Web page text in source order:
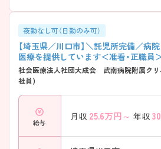
夜勤なし可（日勤のみ可）
【埼玉県／川口市】＼託児所完備／病
医療を提供しています＜准看・正職員
社会医療法人社団大成会 武南病院附属ク
社員)
給与
月収 25.6万円～ 年収